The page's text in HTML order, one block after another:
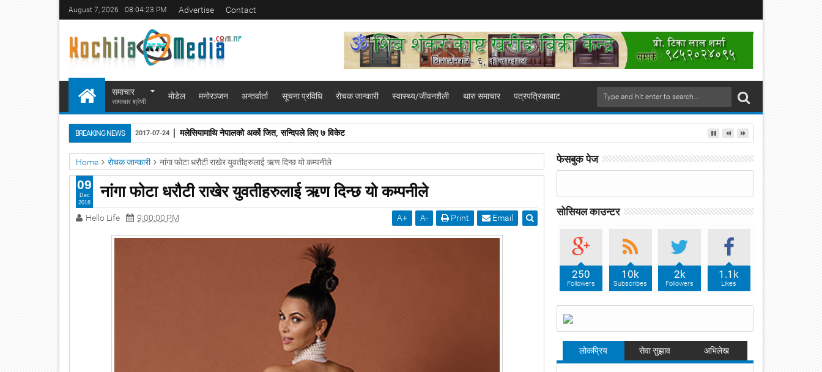
August 7, 2026 08:04:24 PM Advertise Contact
समाचार
सामाचार श्रेणी
मोडेल मनोरञ्जन अन्तर्वार्ता सूचना प्रविधि रोचक जान्कारी स्वास्थ्य/जीवनशैली थारु समाचार पत्रपत्रिकाबाट
BREAKING NEWS मलेसियामाथि नेपालको अर्को जित, सन्दिपले लिए ७ विकेट
2017-07-24
Home रोचक जान्कारी नांगा फोटा धरौटी राखेर युवतीहरुलाई ऋण दिन्छ यो कम्पनीले
नांगा फोटा धरौटी राखेर युवतीहरुलाई ऋण दिन्छ यो कम्पनीले
Hello Life 9:00:00 PM A+ A- Print Email
09
Dec
2016
फेसबुक पेज
सोसियल काउन्टर
250
Followers
10k
Subscribes
2k
Followers
1.1k
Likes
लोकप्रिय सेवा सुझाव अभिलेख